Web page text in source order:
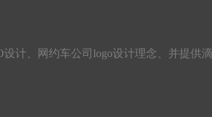
计、网约车公司logo设计理念、并提供